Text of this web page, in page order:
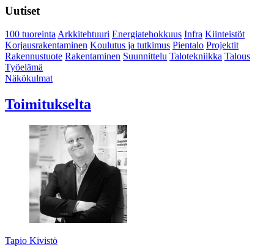
Uutiset
100 tuoreintaArkkitehtuuri Energiatehokkuus Infra Kiinteistöt
Korjausrakentaminen Koulutus ja tutkimus Pientalo Projektit
Rakennustuote Rakentaminen Suunnittelu Talotekniikka Talous
Työelämä
Näkökulmat
Toimitukselta
Tapio Kivistö